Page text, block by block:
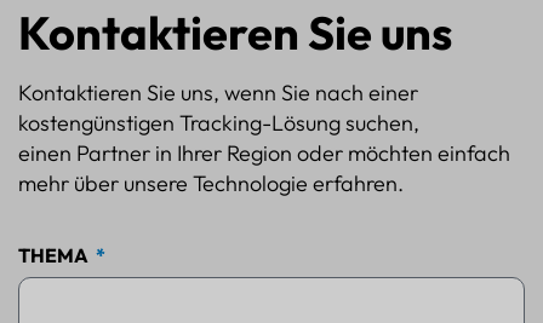
Kontaktieren Sie uns
Kontaktieren Sie uns, wenn Sie nach einer
kostengünstigen Tracking-Lösung suchen,
einen Partner in Ihrer Region oder möchten einfach
mehr über unsere Technologie erfahren.
THEMA